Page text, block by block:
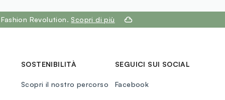
Revolution. Scopri di più
SOSTENIBILITÀ
Scopri il nostro percorso
SEGUICI SUI SOCIAL
Facebook